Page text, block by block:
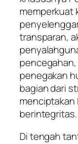
memperkuat
transparan,
penegakan
bagian dari
menciptakan
berintegritas.
Di tengah